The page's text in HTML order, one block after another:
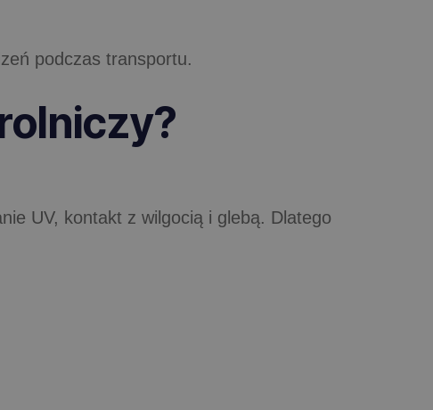
podczas transportu.
UV, kontakt z wilgocią i glebą. Dlatego